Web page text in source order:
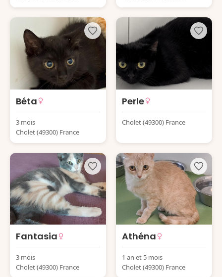
Béta
3 mois
Cholet (49300) France
Perle
Cholet (49300) France
Fantasia
3 mois
Cholet (49300) France
Athéna
1 an et 5 mois
Cholet (49300) France